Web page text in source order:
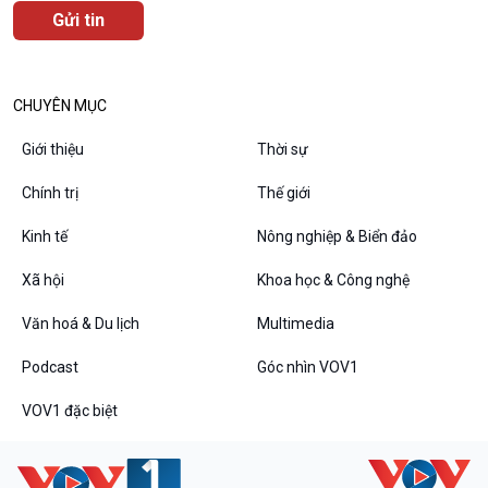
Văn hoá & Du lịch
Chát với người nổi tiếng
E-Magazine
Bình luận
10 phút Sự kiện - Luận bàn
Dòng chảy sự kiện
CHUYÊN MỤC
Giới thiệu Thời sự
Chính trị Thế giới
Kinh tế Nông nghiệp & Biển đảo
Xã hội Khoa học & Công nghệ
Văn hoá & Du lịch Multimedia
Podcast Góc nhìn VOV1
VOV1 đặc biệt